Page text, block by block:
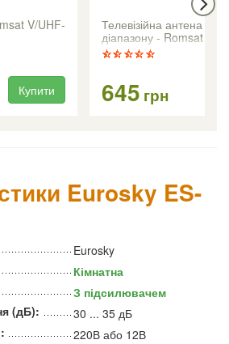
V/UHF-
Купити
Телевізійна антена МВ2
діапазону - Romsat
645 грн
Eurosky ES-
Eurosky
Кімнатна
З підсилювачем
(дБ):
30 ... 35 дБ
220В або 12В